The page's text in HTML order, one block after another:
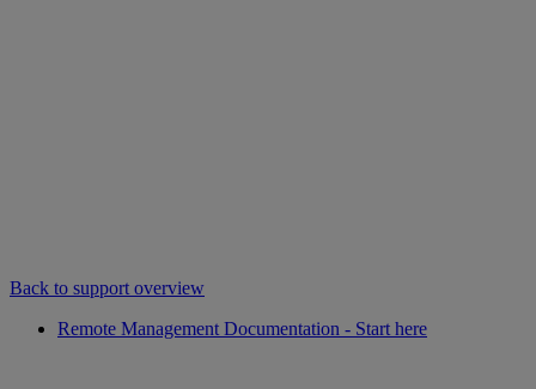
Back to support overview
Remote Management Documentation - Start here